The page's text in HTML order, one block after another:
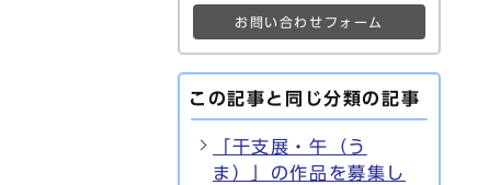
お問い合わせフォーム
この記事と同じ分類の記事
「干支展・午（う
ま）」の作品を募集し